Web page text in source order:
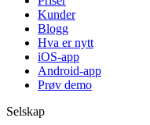
Kunder
Blogg
Hva er nytt
iOS-app
Android-app
Prøv demo
Selskap